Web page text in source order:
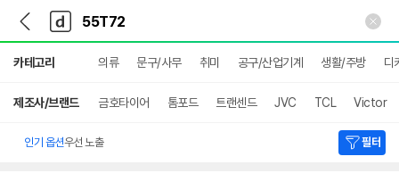
다
나
와
가
기
다
와
메
인
카테고리 의류 문구/사무 취미 공구/산업기계 생활/주방 디
제조사/브랜드 금호타이어 톰포드 트랜센드 JVC TCL Victor
인기 옵션우선 노출 필터